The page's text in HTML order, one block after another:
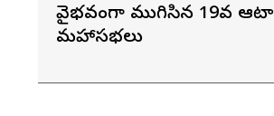
వైభవంగా ముగిసిన 19వ ఆటా
మహాసభలు